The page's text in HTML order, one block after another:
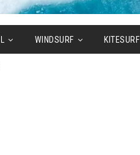
WINDSURF KITESURF